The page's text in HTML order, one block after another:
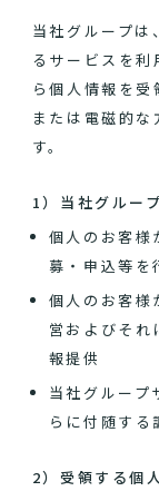
当社グループは
るサービスを
ら個人情報を
または電磁的
す。
1）当社グルー
個人のお客様
募・申込等を
個人のお客様
営およびそれ
報提供
当社グループ
らに付随する
2）受領する個